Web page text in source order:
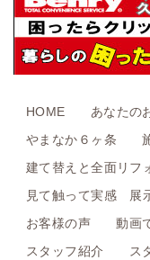
HOME
あなたの
やまなか６ヶ条
建て替えと全面リフ
見て触って実感 展
お客様の声
動画
スタッフ紹介
ス